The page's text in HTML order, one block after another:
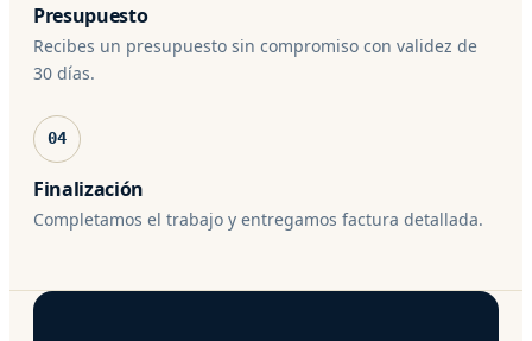
Presupuesto
Recibes un presupuesto sin compromiso con validez de
30 días.
04
Finalización
Completamos el trabajo y entregamos factura detallada.